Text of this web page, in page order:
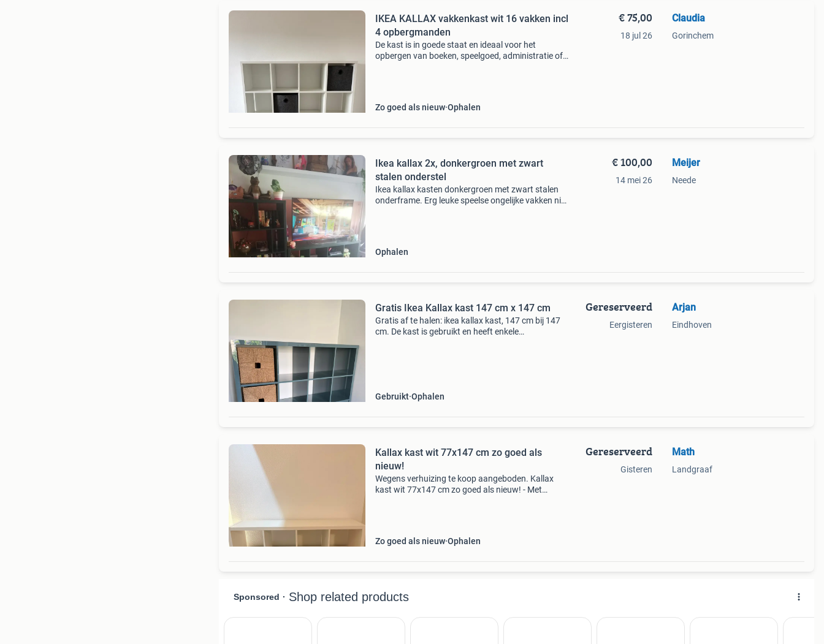
IKEA KALLAX vakkenkast wit 16 vakken incl
4 opbergmanden
De kast is in goede staat en ideaal voor het
opbergen van boeken, speelgoed, administratie of
Zo goed als nieuw Ophalen
€ 75,00
18 jul 26
Claudia
Gorinchem
Ikea kallax 2x, donkergroen met zwart
stalen onderstel
Ikea kallax kasten donkergroen met zwart stalen
onderframe. Erg leuke speelse ongelijke vakken niet
Ophalen
€ 100,00
14 mei 26
Meijer
Neede
Gratis Ikea Kallax kast 147 cm x 147 cm
Gratis af te halen: ikea kallax kast, 147 cm bij 147
cm. De kast is gebruikt en heeft enkele
Gebruikt Ophalen
Gereserveerd
Eergisteren
Arjan
Eindhoven
Kallax kast wit 77x147 cm zo goed als
nieuw!
Wegens verhuizing te koop aangeboden. Kallax
kast wit 77x147 cm zo goed als nieuw! - Met
Zo goed als nieuw Ophalen
Gereserveerd
Gisteren
Math
Landgraaf